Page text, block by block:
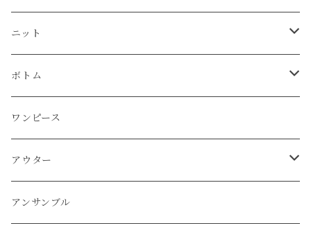
ベスト
カーディガン
プルオーバー
プルオーバー
パーカー
ボトム
パンツ
スカート
ワンピース
アウター
ブルゾン
ジャケット
アンサンブル
プルオーバー
ニット
カーディガン
プルオーバー
ボトム
ワンピース
アウター
ベスト
アンサンブル
Tシャツ
プルオーバー
チュニック
パーカー
ワンピース
シャツ
プルオーバー
チュニック
ワンピース
カーディガン
ニット
プルオーバー
パーカー
カーディガン
ワンピース
ボトム
パンツ
スカート
ワンピース
アウター
ブルゾン
アンサンブル